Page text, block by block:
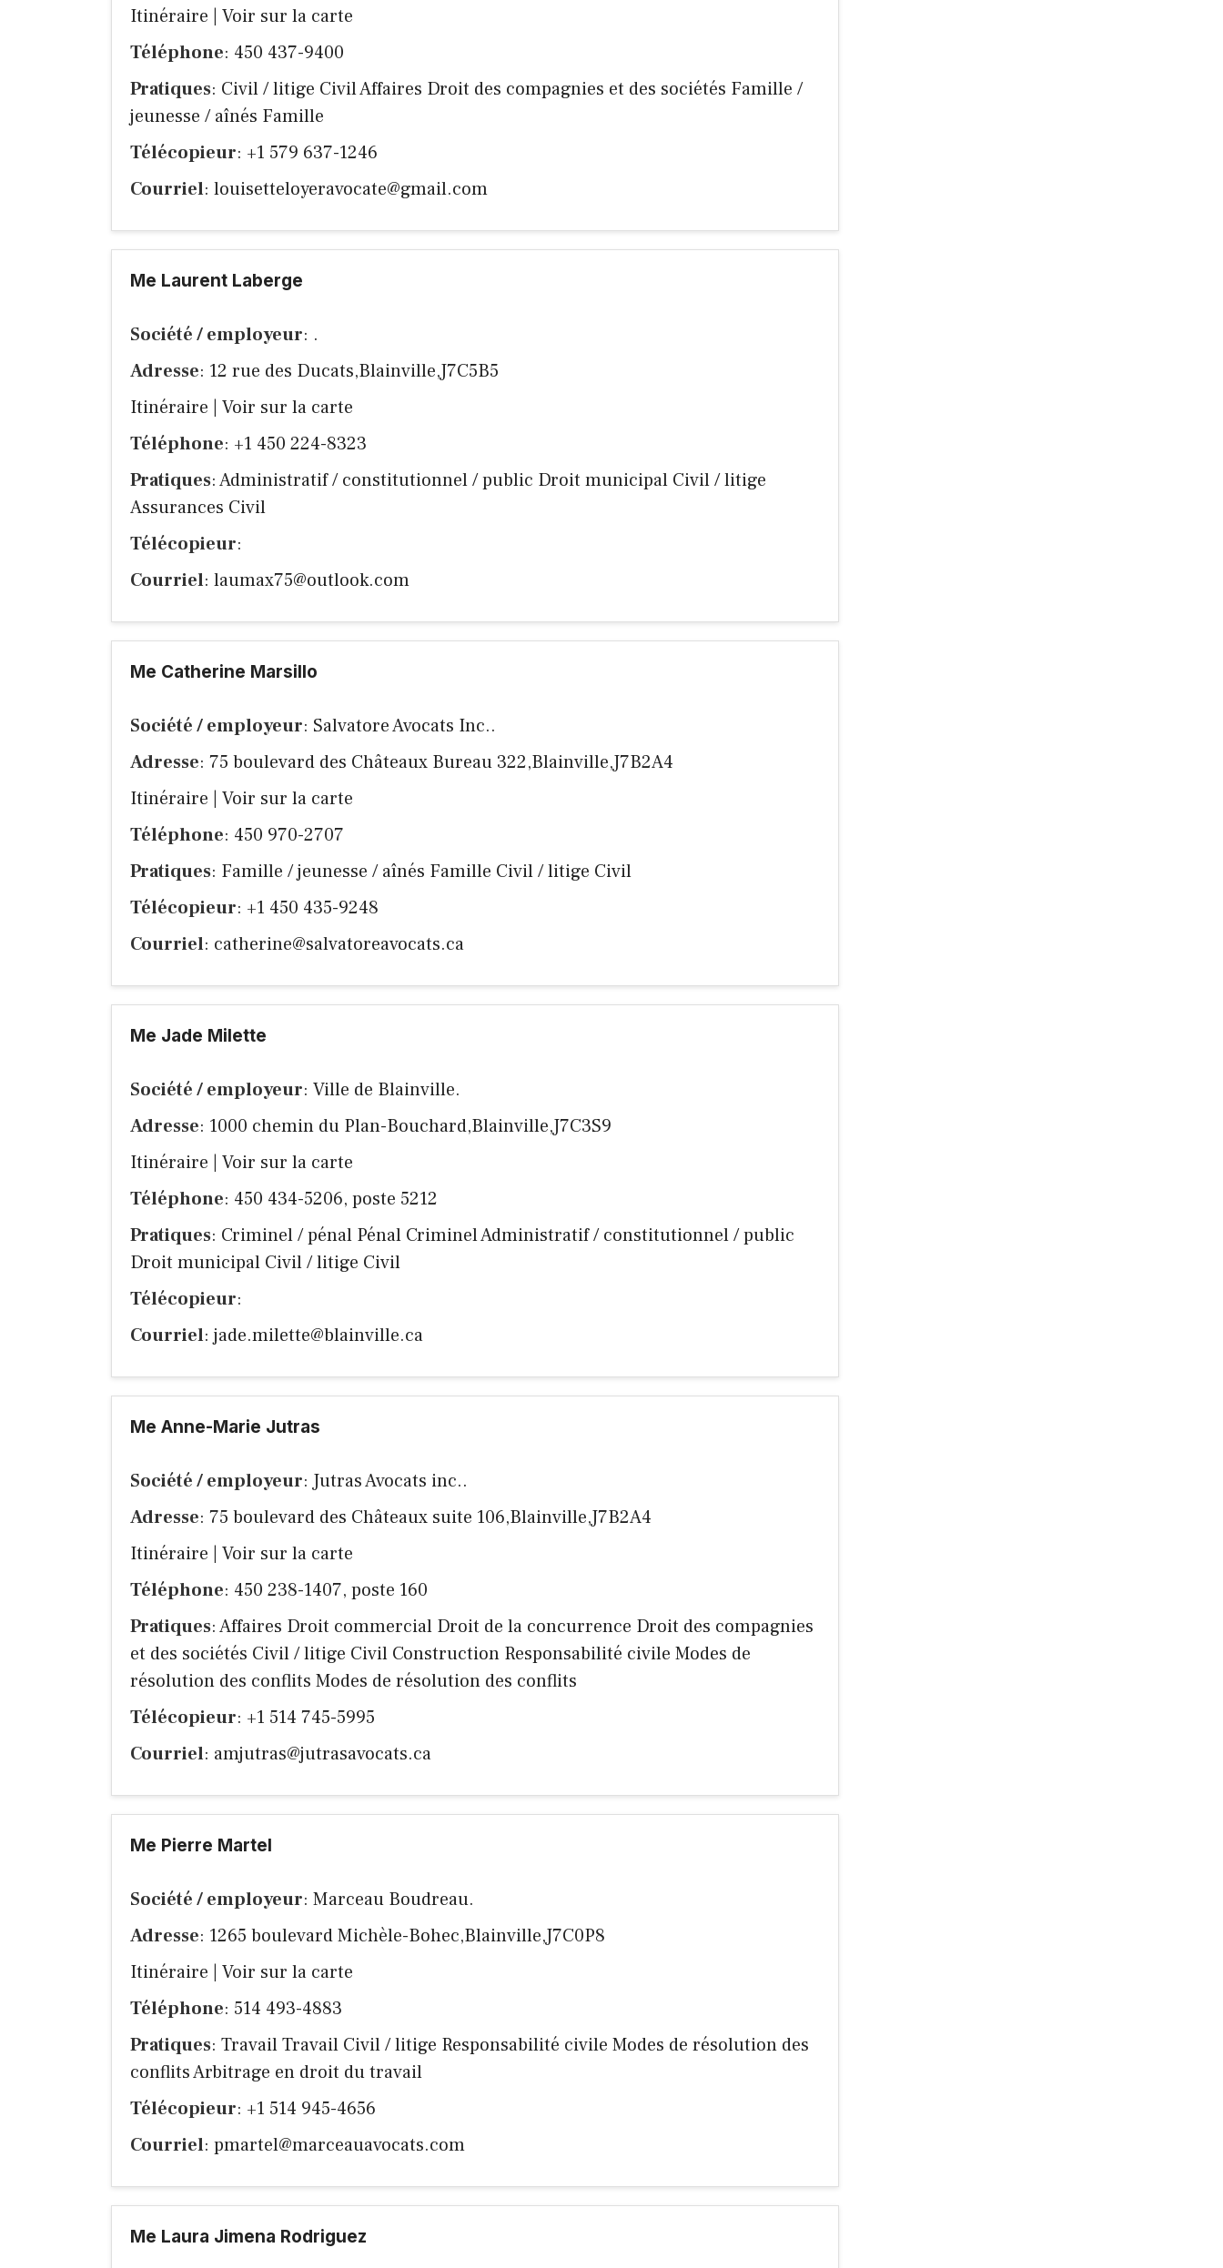
Itinéraire
Voir sur la carte
Téléphone: 450 437-9400
Pratiques: Civil / litige Civil Affaires Droit des compagnies et des sociétés Famille /
jeunesse / aînés Famille
Télécopieur: +1 579 637-1246
Courriel: louisetteloyeravocate@gmail.com
Me Laurent Laberge
Société / employeur: .
Adresse: 12 rue des Ducats,Blainville,J7C5B5
Itinéraire
Voir sur la carte
Téléphone: +1 450 224-8323
Pratiques: Administratif / constitutionnel / public Droit municipal Civil / litige
Assurances Civil
Télécopieur:
Courriel: laumax75@outlook.com
Me Catherine Marsillo
Société / employeur: Salvatore Avocats Inc..
Adresse: 75 boulevard des Châteaux Bureau 322,Blainville,J7B2A4
Itinéraire
Voir sur la carte
Téléphone: 450 970-2707
Pratiques: Famille / jeunesse / aînés Famille Civil / litige Civil
Télécopieur: +1 450 435-9248
Courriel: catherine@salvatoreavocats.ca
Me Jade Milette
Société / employeur: Ville de Blainville.
Adresse: 1000 chemin du Plan-Bouchard,Blainville,J7C3S9
Itinéraire
Voir sur la carte
Téléphone: 450 434-5206, poste 5212
Pratiques: Criminel / pénal Pénal Criminel Administratif / constitutionnel / public
Droit municipal Civil / litige Civil
Télécopieur:
Courriel:jade.milette@blainville.ca
Me Anne-Marie Jutras
Société / employeur: Jutras Avocats inc..
Adresse: 75 boulevard des Châteaux suite 106,Blainville,J7B2A4
Itinéraire
Voir sur la carte
Téléphone: 450 238-1407, poste 160
Pratiques: Affaires Droit commercial Droit de la concurrence Droit des compagnies
et des sociétés Civil / litige Civil Construction Responsabilité civile Modes de
résolution des conflits Modes de résolution des conflits
Télécopieur: +1 514 745-5995
Courriel: amjutras@jutrasavocats.ca
Me Pierre Martel
Société / employeur: Marceau Boudreau.
Adresse: 1265 boulevard Michèle-Bohec,Blainville,J7C0P8
Itinéraire
Voir sur la carte
Téléphone: 514 493-4883
Pratiques: Travail Travail Civil / litige Responsabilité civile Modes de résolution des
conflits Arbitrage en droit du travail
Télécopieur: +1 514 945-4656
Courriel: pmartel@marceauavocats.com
Me Laura Jimena Rodriguez